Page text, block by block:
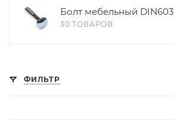
Болт мебельный DIN603
30 ТОВАРОВ
ФИЛЬТР